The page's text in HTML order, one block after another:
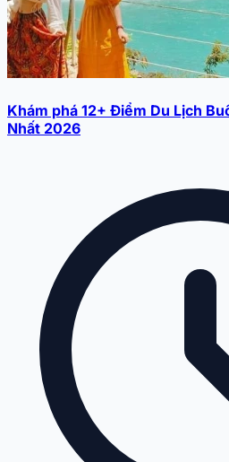
Khám phá 12+ Điểm Du Lịch
Nhất 2026